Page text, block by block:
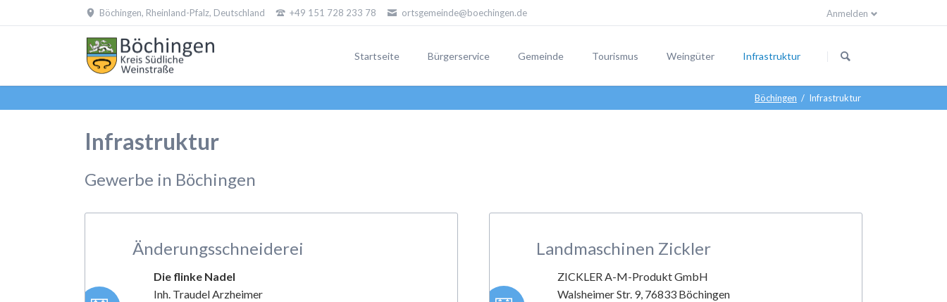
Böchingen, Rheinland-Pfalz, Deutschland +49 151 728 233 78 ortsgemeinde@boechingen.de Anmelden
überspringen
Startseite Bürgerservice Gemeinde Tourismus Weingüter Infrastruktur
Böchingen Infrastruktur
Infrastruktur
Gewerbe in Böchingen
Änderungsschneiderei
Die flinke Nadel
Inh. Traudel Arzheimer
Landmaschinen Zickler
ZICKLER A-M-Produkt GmbH
Walsheimer Str. 9, 76833 Böchingen